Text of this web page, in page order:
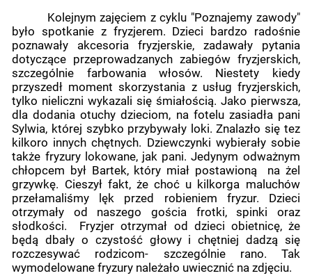
Kolejnym zajęciem z cyklu "Poznajemy zawody"
było spotkanie z fryzjerem. Dzieci bardzo radośnie
poznawały akcesoria fryzjerskie, zadawały pytania
dotyczące przeprowadzanych zabiegów fryzjerskich,
szczególnie farbowania włosów. Niestety kiedy
przyszedł moment skorzystania z usług fryzjerskich,
tylko nieliczni wykazali się śmiałością. Jako pierwsza,
dla dodania otuchy dzieciom, na fotelu zasiadła pani
Sylwia, której szybko przybywały loki. Znalazło się tez
kilkoro innych chętnych. Dziewczynki wybierały sobie
także fryzury lokowane, jak pani. Jedynym odważnym
chłopcem był Bartek, który miał postawioną na żel
grzywkę. Cieszył fakt, że choć u kilkorga maluchów
przełamaliśmy lęk przed robieniem fryzur. Dzieci
otrzymały od naszego gościa frotki, spinki oraz
słodkości. Fryzjer otrzymał od dzieci obietnicę, że
będą dbały o czystość głowy i chętniej dadzą się
rozczesywać rodzicom- szczególnie rano. Tak
wymodelowane fryzury należało uwiecznić na zdjęciu.